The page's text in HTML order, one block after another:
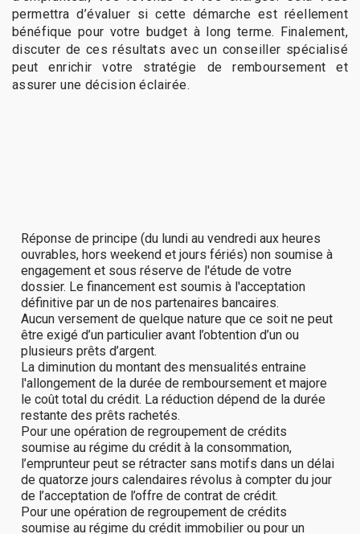
permettra d’évaluer si cette démarche est réellement
bénéfique pour votre budget à long terme. Finalement,
discuter de ces résultats avec un conseiller spécialisé
peut enrichir votre stratégie de remboursement et
assurer une décision éclairée.